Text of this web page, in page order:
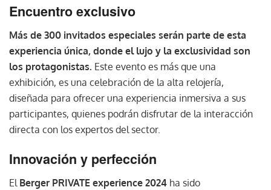
Encuentro exclusivo
Más de 300 invitados especiales serán parte de esta
experiencia única, donde el lujo y la exclusividad son
los protagonistas. Este evento es más que una
exhibición, es una celebración de la alta relojería,
diseñada para ofrecer una experiencia inmersiva a sus
participantes, quienes podrán disfrutar de la interacción
directa con los expertos del sector.
Innovación y perfección
El Berger PRIVATE experience 2024 ha sido